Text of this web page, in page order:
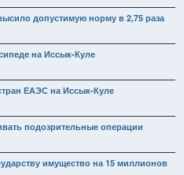
допустимую норму в 2,75 раза
на Иссык-Куле
ЕАЭС на Иссык-Куле
подозрительные операции
имущество на 15 миллионов